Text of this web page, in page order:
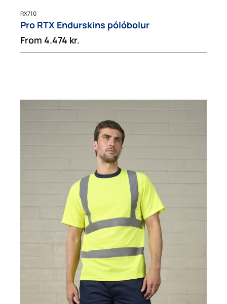
RX710
Pro RTX Endurskins pólóbolur
From 4.474 kr.